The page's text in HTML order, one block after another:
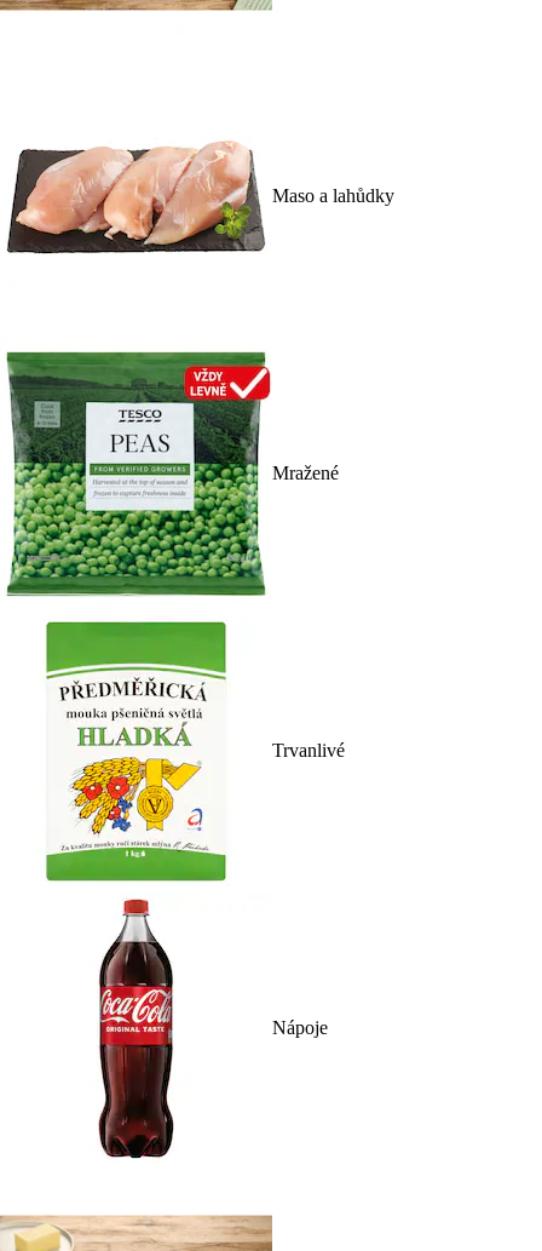
Maso a lahůdky
Mražené
Trvanlivé
Nápoje